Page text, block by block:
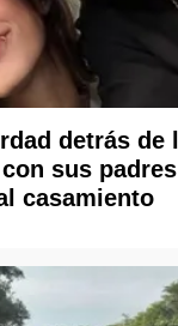
detrás de
sus
casamiento